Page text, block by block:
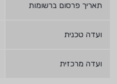
תאריך פרסום ברשומות
ועדה טכנית
ועדה מרכזית